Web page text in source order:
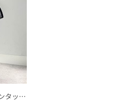
裏起毛美脚シルエットピンタックワイドパンツ